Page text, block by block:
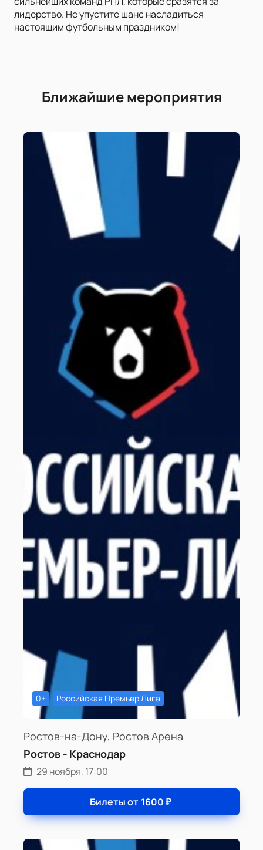
лидерство. Не упустите шанс насладиться
настоящим футбольным праздником!
Ближайшие мероприятия
0+ Российская Премьер Лига
Ростов-на-Дону, Ростов Арена
Ростов - Краснодар
29 ноября, 17:00
Билеты от 1600₽